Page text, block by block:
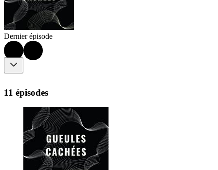
Dernier épisode
11 épisodes